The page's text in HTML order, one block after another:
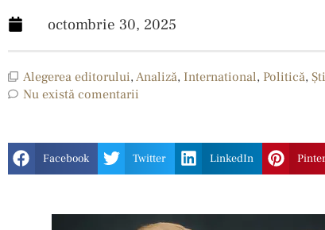
octombrie 30, 2025
Alegerea editorului, Analiză, International, Politică,
Nu există comentarii
Facebook Twitter LinkedIn